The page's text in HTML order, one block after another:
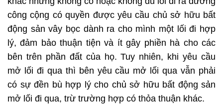
công cộng có quyền được yêu cầu chủ sở hữu bất
động sản vây bọc dành ra cho mình một lối đi hợp
lý, đảm bảo thuận tiện và ít gây phiền hà cho các
bên trên phần đất của họ. Tuy nhiên, khi yêu cầu
mở lối đi qua thì bên yêu cầu mở lối qua vẫn phải
có sự đền bù hợp lý cho chủ sở hữu bất động sản
mở lối đi qua, trừ trường hợp có thỏa thuận khác.